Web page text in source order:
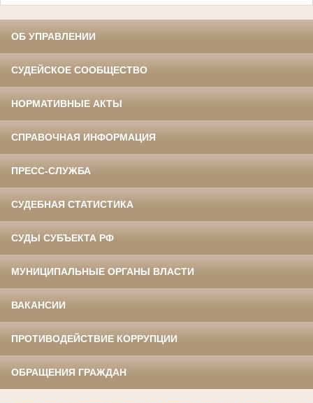
ОБ УПРАВЛЕНИИ
СУДЕЙСКОЕ СООБЩЕСТВО
НОРМАТИВНЫЕ АКТЫ
СПРАВОЧНАЯ ИНФОРМАЦИЯ
ПРЕСС-СЛУЖБА
СУДЕБНАЯ СТАТИСТИКА
СУДЫ СУБЪЕКТА РФ
МУНИЦИПАЛЬНЫЕ ОРГАНЫ ВЛАСТИ
ВАКАНСИИ
ПРОТИВОДЕЙСТВИЕ КОРРУПЦИИ
ОБРАЩЕНИЯ ГРАЖДАН